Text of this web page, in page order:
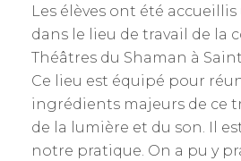
Les élèves ont été
dans le lieu de travail de la
Théâtres du Shaman à
Ce lieu est équipé pour
ingrédients majeurs de ce
de la lumière et du son. Il
notre pratique. On a pu y